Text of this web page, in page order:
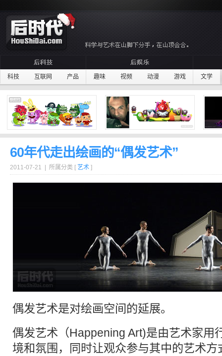
科技 互联网 产品 趣味 视频 动漫 游戏 文学
60年代走出绘画的“偶发艺术”
2011-07-21 | 所属分类 [ 艺术 ]
偶发艺术是对绘画空间的延展。
偶发艺术 （Happening Art)是由艺术家
境和氛围，同时让观众参与其中的艺术